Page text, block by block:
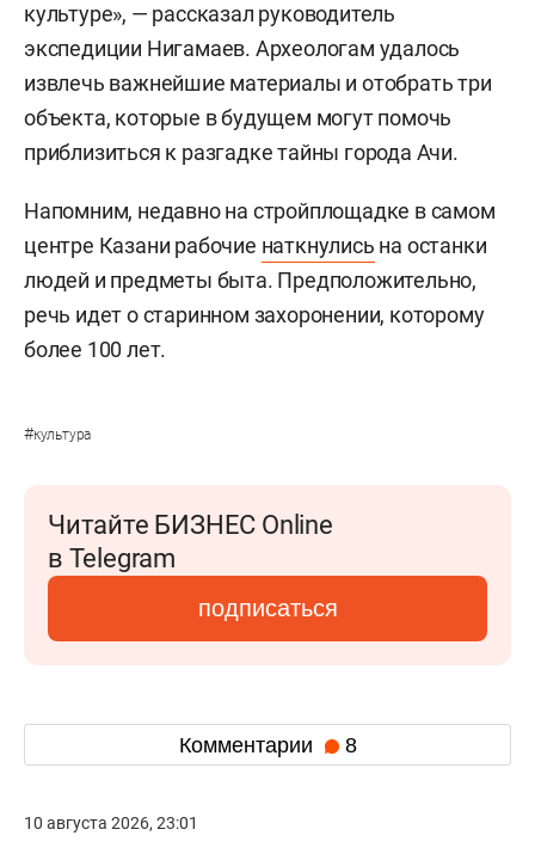
культуре», — рассказал руководитель
экспедиции Нигамаев. Археологам удалось
извлечь важнейшие материалы и отобрать три
объекта, которые в будущем могут помочь
приблизиться к разгадке тайны города Ачи.
Напомним, недавно на стройплощадке в самом
центре Казани рабочие наткнулись на останки
людей и предметы быта. Предположительно,
речь идет о старинном захоронении, которому
более 100 лет.
#культура
Читайте БИЗНЕС Online
в Telegram
подписаться
Комментарии 8
10 августа 2026, 23:01